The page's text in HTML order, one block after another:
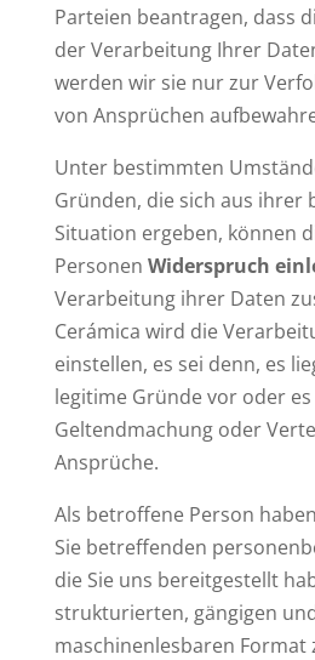
Parteien beantragen, dass
der Verarbeitung Ihrer
werden wir sie nur zur
von Ansprüchen
Unter bestimmten
Gründen, die sich aus ihrer
Situation ergeben, können
Personen Widerspruch
Verarbeitung ihrer Daten
Cerámica wird die
einstellen, es sei denn, es
legitime Gründe vor oder
Geltendmachung oder
Ansprüche.
Als betroffene Person
Sie betreffenden
die Sie uns bereitgestellt
strukturierten, gängigen
maschinenlesbaren Format